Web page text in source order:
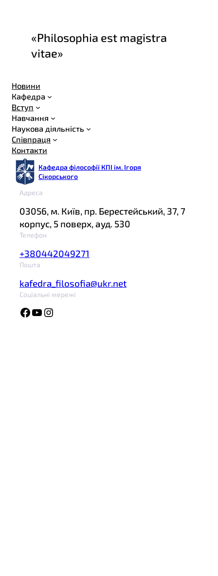
«Philosophia est magistra
vitae»
Новини
Кафедра
Вступ
Навчання
Наукова діяльність
Співпраця
Контакти
Кафедра філософії КПІ ім. Ігоря
Сікорського
Адреса
03056, м. Київ, пр. Берестейський, 37, 7
корпус, 5 поверх, ауд. 530
Телефон
+380442049271
Пошта
kafedra_filosofia@ukr.net
Соціальні мережі
Facebook YouTube Instagram